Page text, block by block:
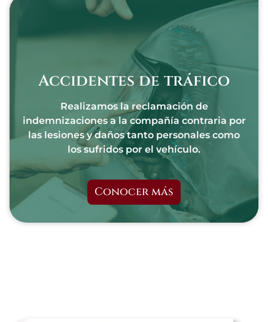
Accidentes de tráfico
Realizamos la reclamación de
indemnizaciones a la compañía contraria por
las lesiones y daños tanto personales como
los sufridos por el vehículo.
Conocer más